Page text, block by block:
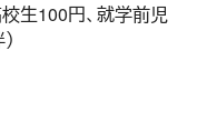
生100円、就学前児